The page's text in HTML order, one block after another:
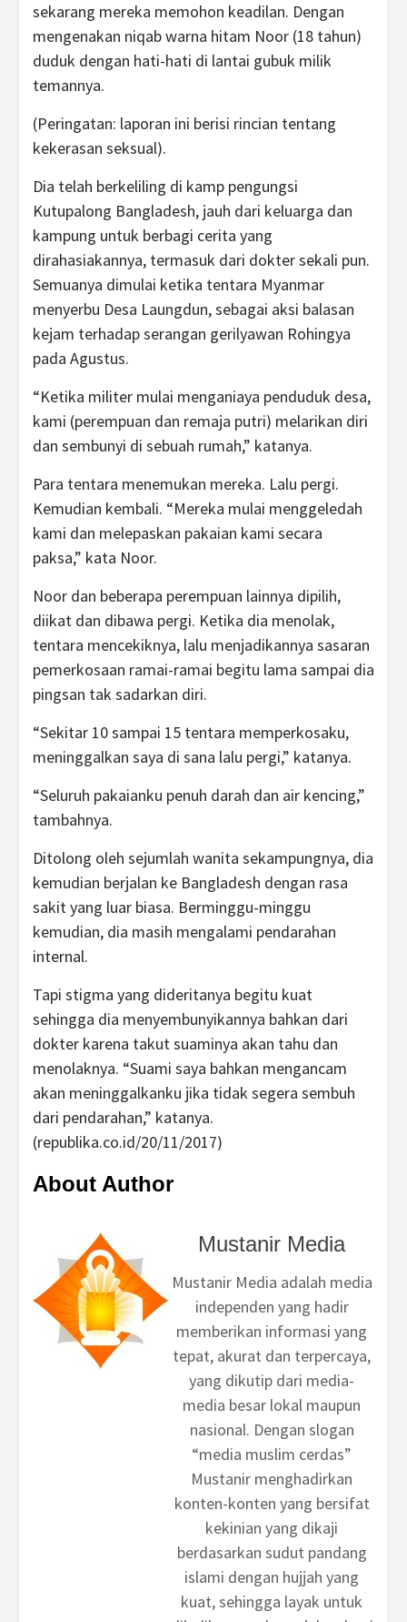
sekarang mereka memohon keadilan. Dengan
mengenakan niqab warna hitam Noor (18 tahun)
duduk dengan hati-hati di lantai gubuk milik
temannya.
(Peringatan: laporan ini berisi rincian tentang
kekerasan seksual).
Dia telah berkeliling di kamp pengungsi
Kutupalong Bangladesh, jauh dari keluarga dan
kampung untuk berbagi cerita yang
dirahasiakannya, termasuk dari dokter sekali pun.
Semuanya dimulai ketika tentara Myanmar
menyerbu Desa Laungdun, sebagai aksi balasan
kejam terhadap serangan gerilyawan Rohingya
pada Agustus.
“Ketika militer mulai menganiaya penduduk desa,
kami (perempuan dan remaja putri) melarikan diri
dan sembunyi di sebuah rumah,” katanya.
Para tentara menemukan mereka. Lalu pergi.
Kemudian kembali. “Mereka mulai menggeledah
kami dan melepaskan pakaian kami secara
paksa,” kata Noor.
Noor dan beberapa perempuan lainnya dipilih,
diikat dan dibawa pergi. Ketika dia menolak,
tentara mencekiknya, lalu menjadikannya sasaran
pemerkosaan ramai-ramai begitu lama sampai dia
pingsan tak sadarkan diri.
“Sekitar 10 sampai 15 tentara memperkosaku,
meninggalkan saya di sana lalu pergi,” katanya.
“Seluruh pakaianku penuh darah dan air kencing,”
tambahnya.
Ditolong oleh sejumlah wanita sekampungnya, dia
kemudian berjalan ke Bangladesh dengan rasa
sakit yang luar biasa. Berminggu-minggu
kemudian, dia masih mengalami pendarahan
internal.
Tapi stigma yang dideritanya begitu kuat
sehingga dia menyembunyikannya bahkan dari
dokter karena takut suaminya akan tahu dan
menolaknya. “Suami saya bahkan mengancam
akan meninggalkanku jika tidak segera sembuh
dari pendarahan,” katanya.
(republika.co.id/20/11/2017)
About Author
Mustanir Media
Mustanir Media adalah media
independen yang hadir
memberikan informasi yang
tepat, akurat dan terpercaya,
yang dikutip dari media-
media besar lokal maupun
nasional. Dengan slogan
“media muslim cerdas”
Mustanir menghadirkan
konten-konten yang bersifat
kekinian yang dikaji
berdasarkan sudut pandang
islami dengan hujjah yang
kuat, sehingga layak untuk